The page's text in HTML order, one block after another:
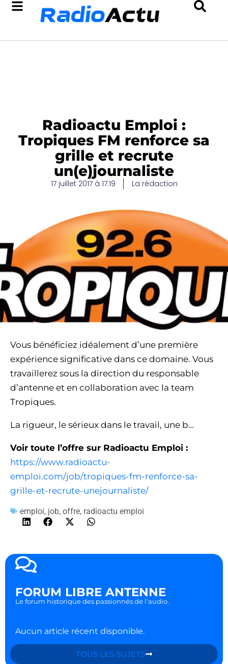
Radioactu Emploi :
Tropiques FM renforce sa
grille et recrute
un(e)journaliste
17 juillet 2017 à 17:19 La rédaction
Vous bénéficiez idéalement d’une première
expérience significative dans ce domaine. Vous
travaillerez sous la direction du responsable
d’antenne et en collaboration avec la team
Tropiques.
La rigueur, le sérieux dans le travail, une b…
Voir toute l’offre sur Radioactu Emploi :
https://www.radioactu-
emploi.com/job/tropiques-fm-renforce-sa-
grille-et-recrute-unejournaliste/
emploi, job, offre, radioactu emploi
FORUM LIBRE ANTENNE
Le forum historique des passionnés de l'audio.
Aucun article récent disponible.
TOUS LES SUJETS